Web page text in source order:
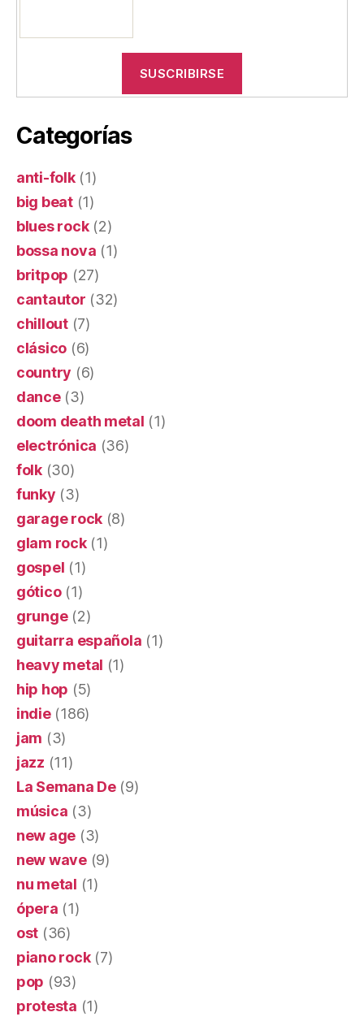
Categorías
anti-folk(1)
big beat(1)
blues rock(2)
bossa nova (1)
britpop (27)
cantautor (32)
chillout(7)
clásico (6)
country (6)
dance(3)
doom death metal (1)
electrónica (36)
folk(30)
funky (3)
garage rock (8)
glam rock(1)
gospel (1)
gótico(1)
grunge(2)
guitarra española (1)
heavy metal (1)
hip hop (5)
indie(186)
jam (3)
jazz (11)
La Semana De(9)
música (3)
new age (3)
new wave(9)
nu metal (1)
ópera (1)
ost (36)
piano rock(7)
pop (93)
protesta (1)